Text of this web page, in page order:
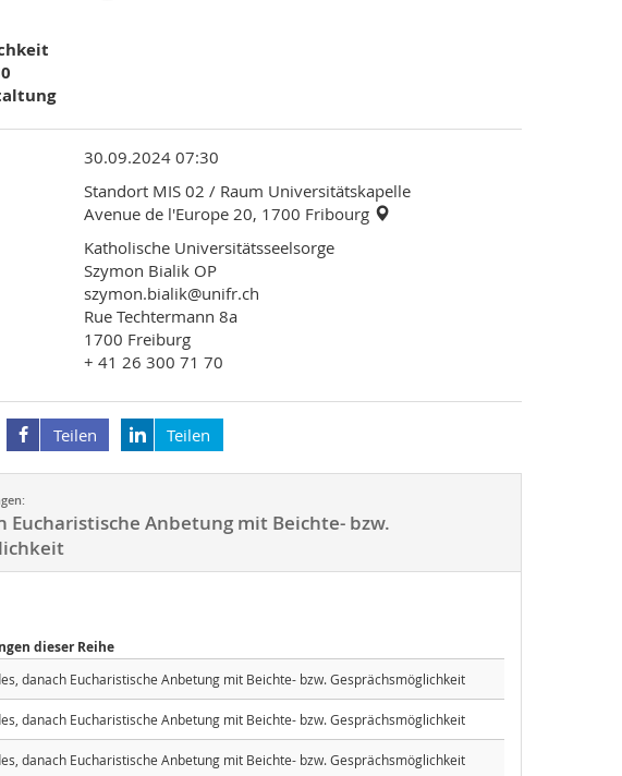
30.09.2024 07:30
Standort MIS 02 / Raum Universitätskapelle
Avenue de l'Europe 20, 1700 Fribourg
Katholische Universitätsseelsorge
Szymon Bialik OP
szymon.bialik@unifr.ch
Rue Techtermann 8a
1700 Freiburg
+ 41 26 300 71 70
Teilen Teilen
Eucharistische Anbetung mit Beichte- bzw.
dieser Reihe
danach Eucharistische Anbetung mit Beichte- bzw. Gesprächsmöglichkeit
danach Eucharistische Anbetung mit Beichte- bzw. Gesprächsmöglichkeit
danach Eucharistische Anbetung mit Beichte- bzw. Gesprächsmöglichkeit